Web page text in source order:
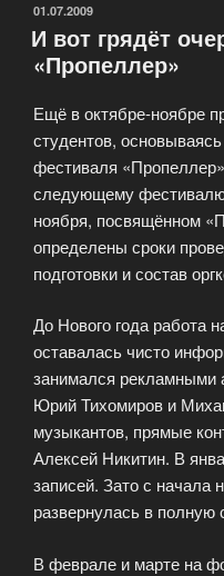
ОПУБЛИКОВАНО
01.07.2009
И вот грядёт
«Пропеллер»
Ещё в октябре-ноябре
студентов,
фестиваля
следующему
ноября, посвящённом
определены сроки
подготовки и состав
До Нового года работа
оставалась чисто
занимался рекламными
Юрий Тихомиров и
музыкантов, прямые
Алексей Никитин. В
записей. Зато с начала
развернулась в полную
В феврале и марте на